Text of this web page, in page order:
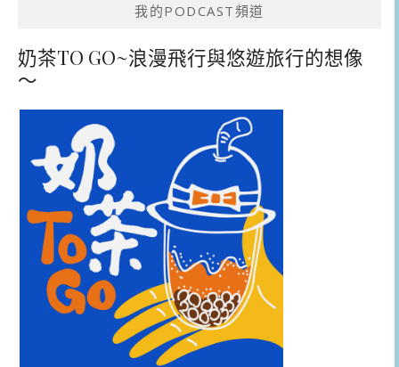
我的PODCAST頻道
奶茶TO GO~浪漫飛行與悠遊旅行的想像
～